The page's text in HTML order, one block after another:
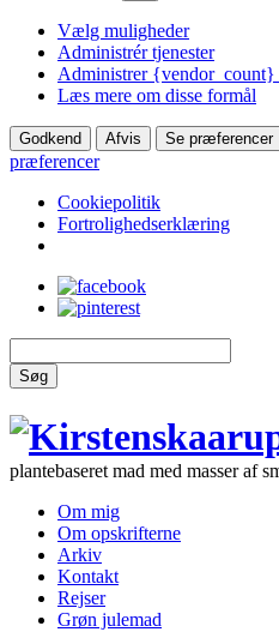
Vælg muligheder
Administrér tjenester
Administrer {vendor_count}
Læs mere om disse formål
Godkend Afvis Se præferencer
præferencer
Cookiepolitik
Fortrolighedserklæring
Søg
plantebaseret mad med masser af
Om mig
Om opskrifterne
Arkiv
Kontakt
Rejser
Grøn julemad